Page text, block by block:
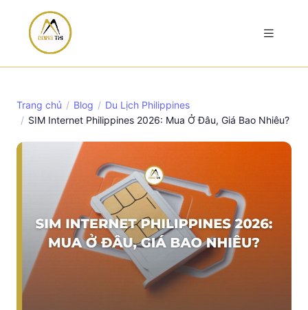
Trang chủ Blog
Du Lịch Philippines
SIM Internet Philippines 2026: Mua Ở Đâu, Giá Bao Nhiêu?